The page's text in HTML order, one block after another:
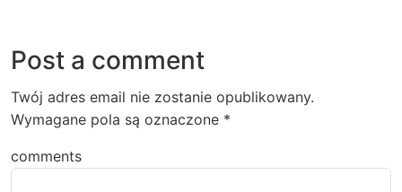
Post a comment
Twój adres email nie zostanie opublikowany.
Wymagane pola są oznaczone *
comments